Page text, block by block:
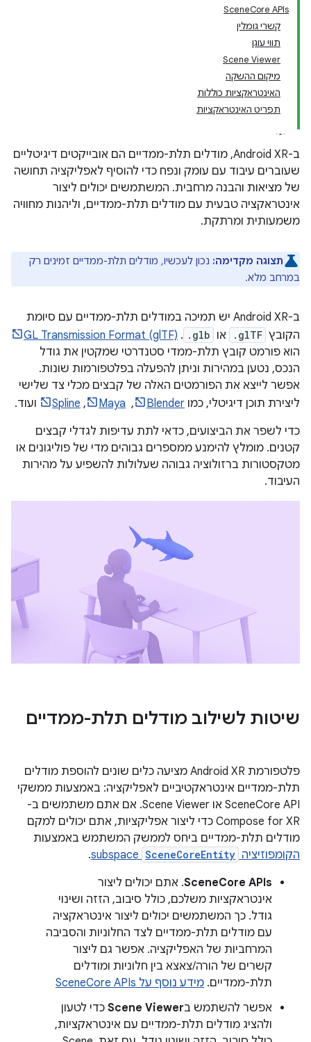
‫SceneCore APIs
קשרי גומלין
תווי עוגן
Scene Viewer
מיקום ההשקה
האינטראקציות כוללות
תפריט האינטראקציות
ב-Android XR, מודלים תלת-ממדיים הם אובייקטים דיגיטליים
שעוברים עיבוד עם עומק ונפח כדי להוסיף לאפליקציה תחושה
של מציאות והבנה מרחבית. המשתמשים יכולים ליצור
אינטראקציה טבעית עם מודלים תלת-ממדיים, וליהנות מחוויה
משמעותית ומרתקת.
תצוגה מקדימה: נכון לעכשיו, מודלים תלת-ממדיים זמינים רק
במרחב מלא.
ב-Android XR יש תמיכה במודלים תלת-ממדיים עם סיומת
הקובץ .glTF או .glb
.
GL Transmission Format (glTF)
הוא פורמט קובץ תלת-ממדי סטנדרטי שמקטין את גודל
הנכס, נטען במהירות וניתן להפעלה בפלטפורמות שונות.
אפשר לייצא את הפורמטים האלה של קבצים מכלי צד שלישי
ליצירת תוכן דיגיטלי, כמו Blender
, ‏
Maya
,‏
Spline
ועוד.
כדי לשפר את הביצועים, כדאי לתת עדיפות לגדלי קבצים
קטנים. מומלץ להימנע ממספרים גבוהים מדי של פוליגונים או
מטקסטורות ברזולוציה גבוהה שעלולות להשפיע על מהירות
העיבוד.
שיטות לשילוב מודלים תלת-ממדיים
פלטפורמת Android XR מציעה כלים שונים להוספת מודלים
תלת-ממדיים אינטראקטיביים לאפליקציה: באמצעות ממשקי
SceneCore API או Scene Viewer. אם אתם משתמשים ב-
Compose for XR כדי ליצור אפליקציות, אתם יכולים למקם
מודלים תלת-ממדיים ביחס לממשק המשתמש באמצעות
הקומפוזיציה SceneCoreEntity
.
SceneCore APIs. אתם יכולים ליצור
אינטראקציות משלכם, כולל סיבוב, הזזה ושינוי
גודל. כך המשתמשים יכולים ליצור אינטראקציה
עם מודלים תלת-ממדיים לצד החלוניות והסביבה
המרחביות של האפליקציה. אפשר גם ליצור
קשרים של הורה/צאצא בין חלוניות ומודלים
תלת-ממדיים. מידע נוסף על SceneCore APIs
אפשר להשתמש בScene Viewer כדי לטעון
ולהציג מודלים תלת-ממדיים עם אינטראקציות,